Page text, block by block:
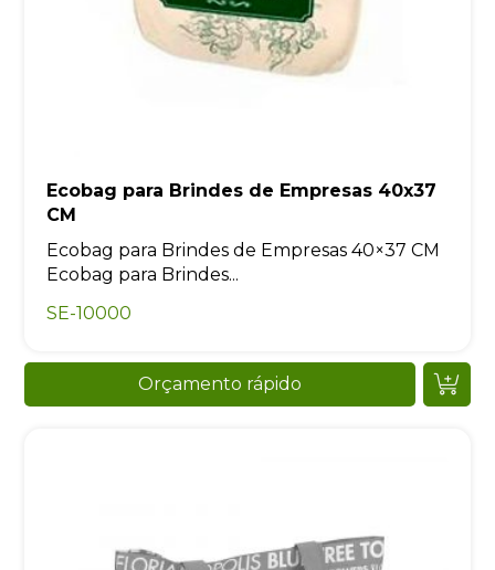
Ecobag para Brindes de Empresas 40x37
CM
Ecobag para Brindes de Empresas 40×37 CM
Ecobag para Brindes...
SE-10000
Orçamento rápido